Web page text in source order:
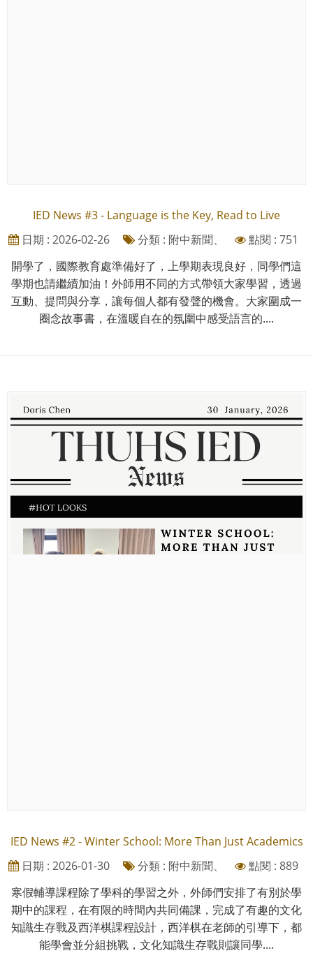
IED News #3 - Language is the Key, Read to Live
日期 : 2026-02-26
分類 : 附中新聞、
點閱 : 751
開學了，國際教育處準備好了，上學期表現良好，同學們這
學期也請繼續加油！外師用不同的方式帶領大家學習，透過
互動、提問與分享，讓每個人都有發聲的機會。大家圍成一
圈念故事書，在溫暖自在的氛圍中感受語言的....
IED News #2 - Winter School: More Than Just Academics
日期 : 2026-01-30
分類 : 附中新聞、
點閱 : 889
寒假輔導課程除了學科的學習之外，外師們安排了有別於學
期中的課程，在有限的時間內共同備課，完成了有趣的文化
知識生存戰及西洋棋課程設計，西洋棋在老師的引導下，都
能學會並分組挑戰，文化知識生存戰則讓同學....